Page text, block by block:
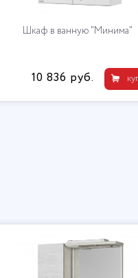
Шкаф в ванную "Минима"
10 836 руб.